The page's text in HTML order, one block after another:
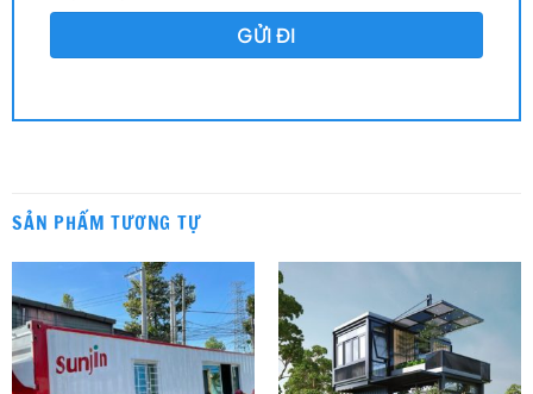
SẢN PHẨM TƯƠNG TỰ